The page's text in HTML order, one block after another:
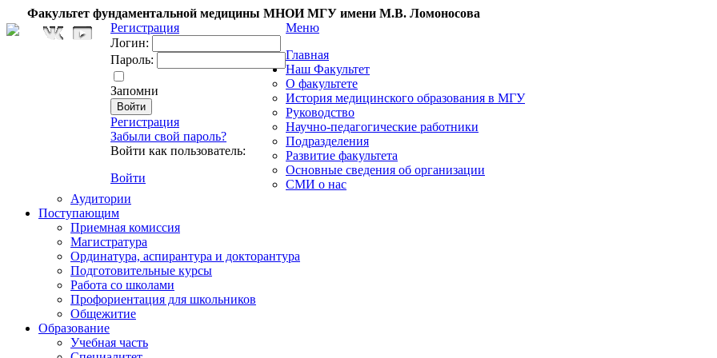
Факультет фундаментальной медицины МНОИ МГУ имени М.В. Ломоносова
Регистрация
Логин:
Пароль:
Запомни
Регистрация
Забыли свой пароль?
Войти как пользователь:
Войти
Меню
Главная
Наш Факультет
О факультете
История медицинского образования в МГУ
Руководство
Научно-педагогические работники
Подразделения
Развитие факультета
Основные сведения об организации
СМИ о нас
Аудитории
Поступающим
Приемная комиссия
Магистратура
Ординатура, аспирантура и докторантура
Подготовительные курсы
Работа со школами
Профориентация для школьников
Общежитие
Образование
Учебная часть